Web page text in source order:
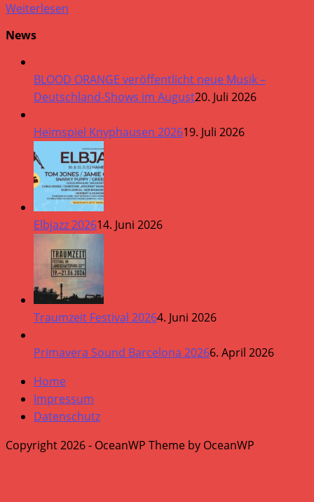
Weiterlesen
News
BLOOD ORANGE veröffentlicht neue Musik –
Deutschland-Shows im August20. Juli 2026
Heimspiel Knyphausen 202619. Juli 2026
Elbjazz 202614. Juni 2026
Traumzeit Festival 20264. Juni 2026
Primavera Sound Barcelona 20266. April 2026
Home
Impressum
Datenschutz
Copyright 2026 - OceanWP Theme by OceanWP